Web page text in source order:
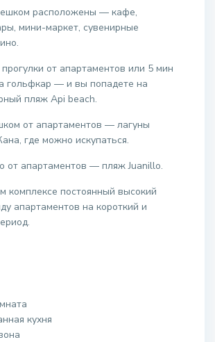
расположены — кафе,
мини-маркет, сувенирные
от апартаментов или 5 мин
гольфкар — и вы попадете на
пляж Api beach.
от апартаментов — лагуны
где можно искупаться.
от апартаментов — пляж Juanillo.
комплексе постоянный высокий
апартаментов на короткий и
кухня